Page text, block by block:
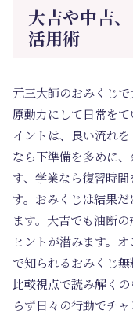
大吉や中吉
活用術
元三大師のおみくじ
原動力にして日常を
イントは、良い流れ
なら下準備を多めに
す、学業なら復習時
す。おみくじは結果
ます。大吉でも油断
ヒントが潜みます。
で知られるおみくじ無
比較視点で読み解く
らず日々の行動でチャ